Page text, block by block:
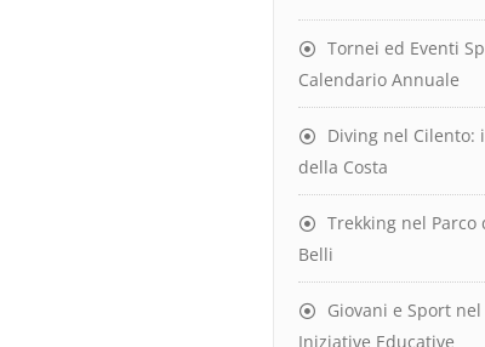
Tornei ed Eventi
Calendario Annuale
Diving nel Cilento:
della Costa
Trekking nel
Belli
Giovani e Sport
Iniziative Educative